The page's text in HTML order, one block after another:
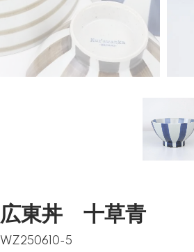
広東丼 十草青
WZ250610-5